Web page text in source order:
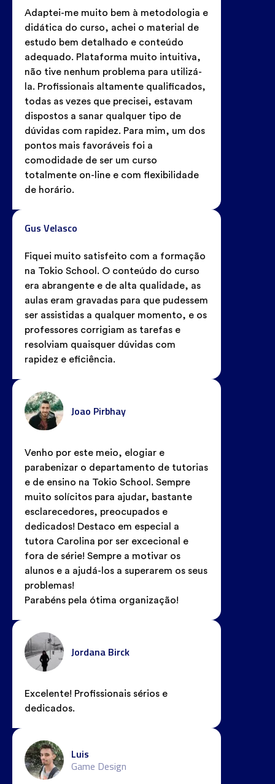
Adaptei-me muito bem à metodologia e
didática do curso, achei o material de
estudo bem detalhado e conteúdo
adequado. Plataforma muito intuitiva,
não tive nenhum problema para utilizá-
la. Profissionais altamente qualificados,
todas as vezes que precisei, estavam
dispostos a sanar qualquer tipo de
dúvidas com rapidez. Para mim, um dos
pontos mais favoráveis foi a
comodidade de ser um curso
totalmente on-line e com flexibilidade
de horário.
Gus Velasco
Fiquei muito satisfeito com a formação
na Tokio School. O conteúdo do curso
era abrangente e de alta qualidade, as
aulas eram gravadas para que pudessem
ser assistidas a qualquer momento, e os
professores corrigiam as tarefas e
resolviam quaisquer dúvidas com
rapidez e eficiência.
Joao Pirbhay
Venho por este meio, elogiar e
parabenizar o departamento de tutorias
e de ensino na Tokio School. Sempre
muito solícitos para ajudar, bastante
esclarecedores, preocupados e
dedicados! Destaco em especial a
tutora Carolina por ser excecional e
fora de série! Sempre a motivar os
alunos e a ajudá-los a superarem os seus
problemas!
Parabéns pela ótima organização!
Jordana Birck
Excelente! Profissionais sérios e
dedicados.
Luis
Game Design